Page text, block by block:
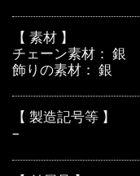
【 素材 】
チェーン素材： 銀
飾りの素材： 銀
【 製造記号等 】
–